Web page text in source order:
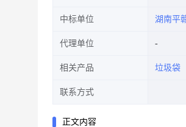
中标单位 湖南平
代理单位
相关产品 垃圾袋
联系方式
正文内容